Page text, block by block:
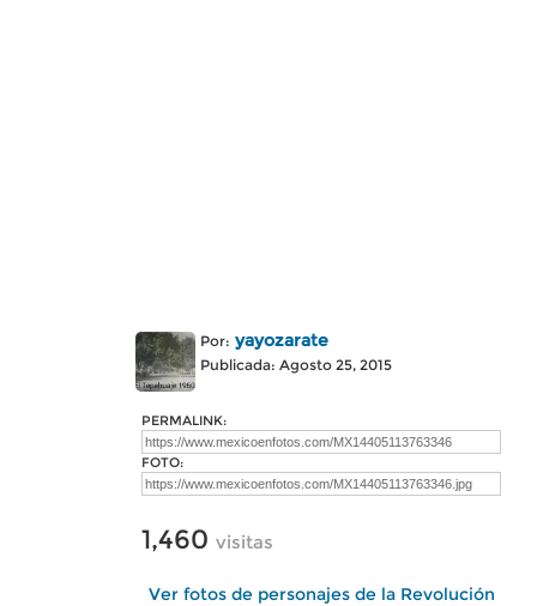
Por: yayozarate
Publicada: Agosto 25, 2015
PERMALINK:
FOTO:
1,460 visitas
Ver fotos de personajes de la Revolución